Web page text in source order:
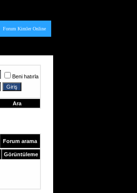
Forum Kimler Online
Beni hatırla
Ara
Forum arama
Görüntüleme